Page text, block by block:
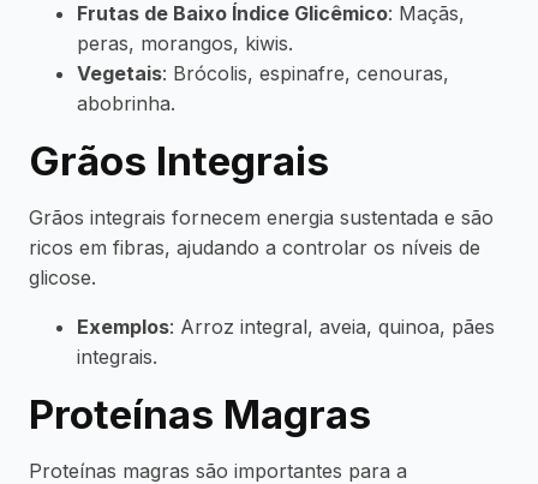
Frutas de Baixo Índice Glicêmico: Maçãs,
peras, morangos, kiwis.
Vegetais: Brócolis, espinafre, cenouras,
abobrinha.
Grãos Integrais
Grãos integrais fornecem energia sustentada e são
ricos em fibras, ajudando a controlar os níveis de
glicose.
Exemplos: Arroz integral, aveia, quinoa, pães
integrais.
Proteínas Magras
Proteínas magras são importantes para a